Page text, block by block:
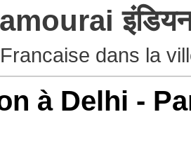
इंडियन
dans la
à Delhi -